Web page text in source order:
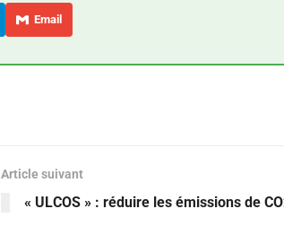
Email
Article suivant
« ULCOS » : réduire les émissions de